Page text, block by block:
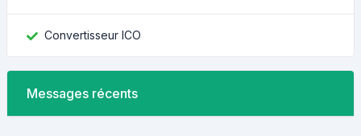
Convertisseur ICO
Messages récents